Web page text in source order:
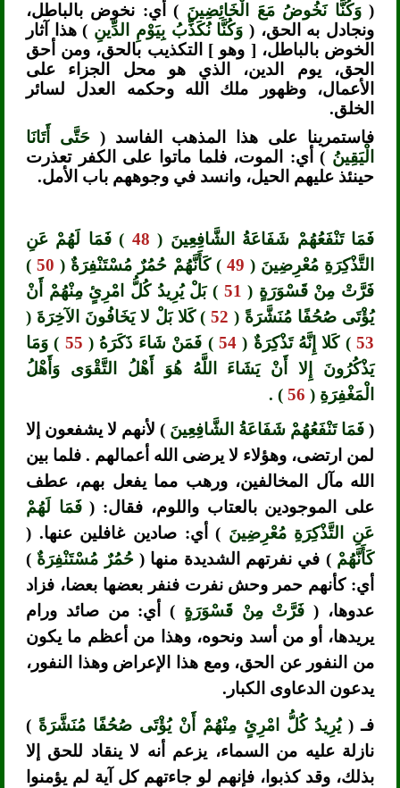
(وَكُنَّا نَخُوضُ مَعَ الْخَائِضِينَ ) أي: نخوض بالباطل،
ونجادل به الحق، ( وَكُنَّا نُكَذِّبُ بِيَوْمِ الدِّينِ ) هذا آثار
الخوض بالباطل، [ وهو ] التكذيب بالحق، ومن أحق
الحق، يوم الدين، الذي هو محل الجزاء على
الأعمال، وظهور ملك الله وحكمه العدل لسائر
الخلق.
فاستمرينا على هذا المذهب الفاسد ( حَتَّى أَتَانَا
الْيَقِينُ ) أي: الموت، فلما ماتوا على الكفر تعذرت
حينئذ عليهم الحيل، وانسد في وجوههم باب الأمل.
فَمَا تَنْفَعُهُمْ شَفَاعَةُ الشَّافِعِينَ (48
) فَمَا لَهُمْ عَنِ
التَّذْكِرَةِ مُعْرِضِينَ (
) كَأَنَّهُمْ حُمُرٌ مُسْتَنْفِرَةٌ (50
)
فَرَّتْ مِنْ قَسْوَرَةٍ (51
) بَلْ يُرِيدُ كُلُّ امْرِئٍ مِنْهُمْ أَنْ
يُؤْتَى صُحُفًا مُنَشَّرَةً (52
) كَلا بَلْ لا يَخَافُونَ الآخِرَةَ (
53 ) كَلا إِنَّهُ تَذْكِرَةٌ (54 ) فَمَنْ شَاءَ ذَكَرَهُ (55
) وَمَا
يَذْكُرُونَ إِلا أَنْ يَشَاءَ اللَّهُ هُوَ أَهْلُ التَّقْوَى وَأَهْلُ
الْمَغْفِرَةِ (56
) .
(فَمَا تَنْفَعُهُمْ شَفَاعَةُ الشَّافِعِينَ ) لأنهم لا يشفعون إلا
لمن ارتضى، وهؤلاء لا يرضى الله أعمالهم . فلما بين
الله مآل المخالفين، ورهب مما يفعل بهم، عطف
على الموجودين بالعتاب واللوم، فقال: (فَمَا لَهُمْ
عَنِ التَّذْكِرَةِ مُعْرِضِينَ ) أي: صادين غافلين عنها. (
كَأَنَّهُمْ) في نفرتهم الشديدة منها ( حُمُرٌ مُسْتَنْفِرَةٌ)
أي: كأنهم حمر وحش نفرت فنفر بعضها بعضا، فزاد
عدوها، (فَرَّتْ مِنْ قَسْوَرَةٍ ) أي: من صائد ورام
يريدها، أو من أسد ونحوه، وهذا من أعظم ما يكون
من النفور عن الحق، ومع هذا الإعراض وهذا النفور،
يدعون الدعاوى الكبار.
فـ (يُرِيدُ كُلُّ امْرِئٍ مِنْهُمْ أَنْ يُؤْتَى صُحُفًا مُنَشَّرَةً)
نازلة عليه من السماء، يزعم أنه لا ينقاد للحق إلا
بذلك، وقد كذبوا، فإنهم لو جاءتهم كل آية لم يؤمنوا